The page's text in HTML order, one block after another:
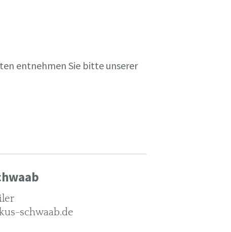
entnehmen Sie bitte unserer
schwaab.de